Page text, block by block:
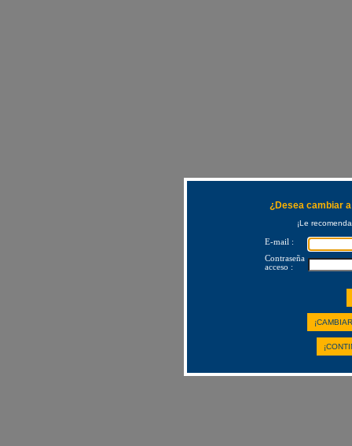
¿Desea cambiar
¡Le
E-mail :
Contraseña
acceso :